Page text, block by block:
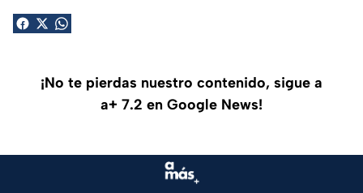
¡No te pierdas nuestro contenido, sigue a
a+ 7.2 en Google News!